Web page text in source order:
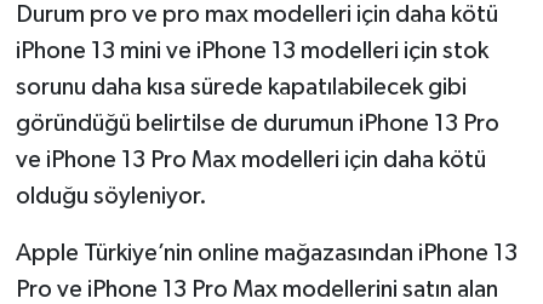
Durum pro ve pro max modelleri için daha kötü
iPhone 13 mini ve iPhone 13 modelleri için stok
sorunu daha kısa sürede kapatılabilecek gibi
göründüğü belirtilse de durumun iPhone 13 Pro
ve iPhone 13 Pro Max modelleri için daha kötü
olduğu söyleniyor.
Apple Türkiye’nin online mağazasından iPhone 13
Pro ve iPhone 13 Pro Max modellerini satın alan